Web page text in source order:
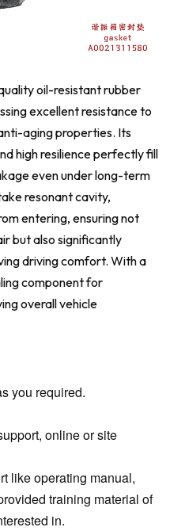
oil-resistant rubber
excellent resistance to
aging properties. Its
high resilience perfectly fill
even under long-term
resonant cavity,
entering, ensuring not
but also significantly
driving comfort. With a
component for
overall vehicle
you required.
online or site
like operating manual,
training material of
in.